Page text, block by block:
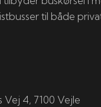
til både
Vej 4, 7100 Vejle